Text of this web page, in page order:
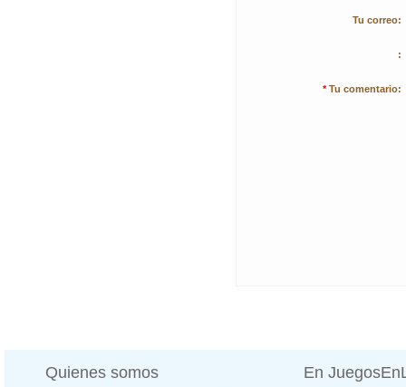
Tu correo:
:
* Tu comentario:
Quienes somos En